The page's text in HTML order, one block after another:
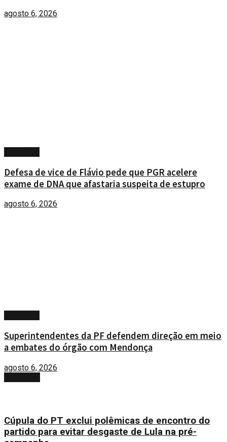
agosto 6, 2026
Defesa de vice de Flávio pede que PGR acelere
exame de DNA que afastaria suspeita de estupro
agosto 6, 2026
Superintendentes da PF defendem direção em meio
a embates do órgão com Mendonça
agosto 6, 2026
Cúpula do PT exclui polêmicas de encontro do
partido para evitar desgaste de Lula na pré-